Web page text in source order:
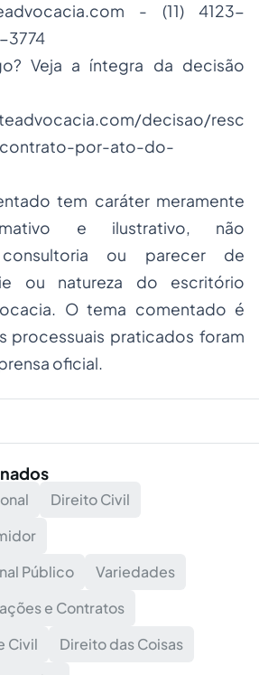
- (11) 4123-
3774
Veja a íntegra da decisão
decisao/resc
por-ato-do-
tem caráter meramente
e ilustrativo, não
consultoria ou parecer de
ou natureza do escritório
O tema comentado é
processuais praticados foram
oficial.
Direito Civil
Público
Variedades
e Contratos
Civil
Direito das Coisas